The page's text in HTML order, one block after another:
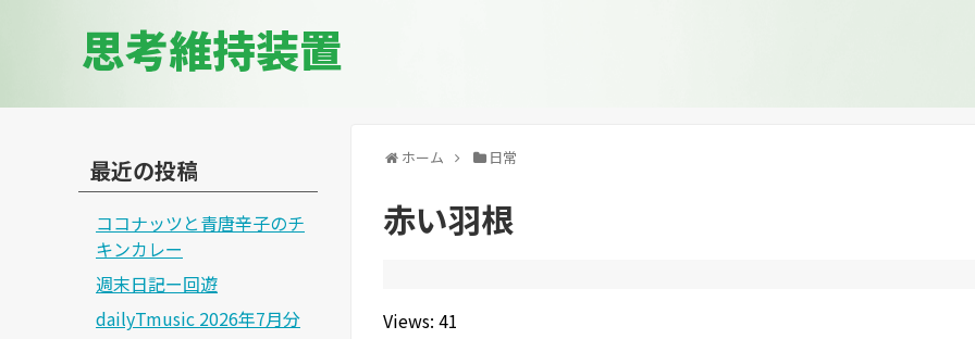
思考維持装置
ホーム 日常
赤い羽根
Views: 41
最近の投稿
ココナッツと青唐辛子のチ
キンカレー
週末日記ー回遊
dailyTmusic 2026年7月分